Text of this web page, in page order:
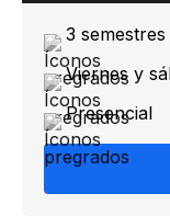
3 semestres
Viernes y
Presencial